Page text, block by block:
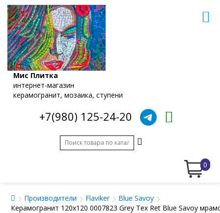
Мис Плитка
интернет-магазин
керамогранит, мозаика, ступени
+7(980) 125-24-20
0
Производители Flaviker
Blue Savoy
Керамогранит 120x120 0007823 Grey Tex Ret Blue Savoy